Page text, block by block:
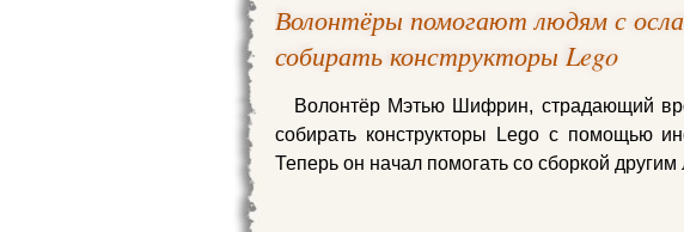
Волонтёры помогают людям с
собирать конструкторы Lego
Волонтёр Мэтью Шифрин, страдающий
собирать конструкторы Lego с помощью
Теперь он начал помогать со сборкой